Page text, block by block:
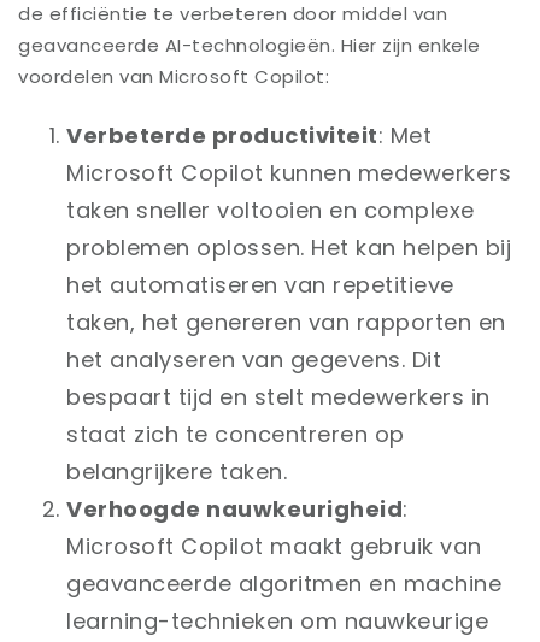
de efficiëntie te verbeteren door middel van
geavanceerde AI-technologieën. Hier zijn enkele
voordelen van Microsoft Copilot:
Verbeterde productiviteit: Met
Microsoft Copilot kunnen medewerkers
taken sneller voltooien en complexe
problemen oplossen. Het kan helpen bij
het automatiseren van repetitieve
taken, het genereren van rapporten en
het analyseren van gegevens. Dit
bespaart tijd en stelt medewerkers in
staat zich te concentreren op
belangrijkere taken.
Verhoogde nauwkeurigheid:
Microsoft Copilot maakt gebruik van
geavanceerde algoritmen en machine
learning-technieken om nauwkeurige